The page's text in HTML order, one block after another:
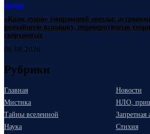
Наука
«Крик души» умирающей звезды:
редчайшую вспышку, перевернувшую
сверхновых
06.08.2026
Рубрики
Главная
Новости
Мистика
НЛО,
Тайны вселенной
Запретная
Наука
Стихия